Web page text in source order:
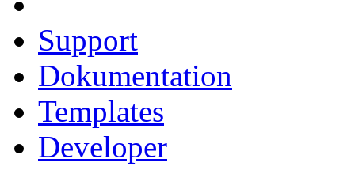
Support
Dokumentation
Templates
Developer